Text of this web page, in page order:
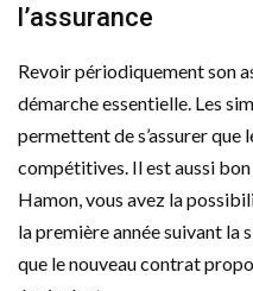
l’assurance
Revoir périodiquement son
démarche essentielle. Les
permettent de s’assurer
compétitives. Il est aussi
Hamon, vous avez la
la première année suivant la
que le nouveau contrat